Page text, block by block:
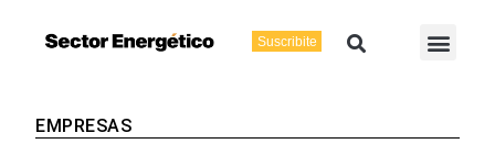
Suscribite Buscar
EMPRESAS